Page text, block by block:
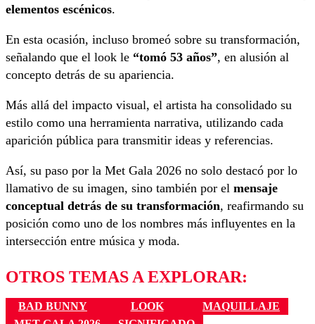
elementos escénicos.
En esta ocasión, incluso bromeó sobre su transformación,
señalando que el look le “tomó 53 años”, en alusión al
concepto detrás de su apariencia.
Más allá del impacto visual, el artista ha consolidado su
estilo como una herramienta narrativa, utilizando cada
aparición pública para transmitir ideas y referencias.
Así, su paso por la Met Gala 2026 no solo destacó por lo
llamativo de su imagen, sino también por el mensaje
conceptual detrás de su transformación, reafirmando su
posición como uno de los nombres más influyentes en la
intersección entre música y moda.
OTROS TEMAS A EXPLORAR:
BAD BUNNY LOOK
MAQUILLAJE